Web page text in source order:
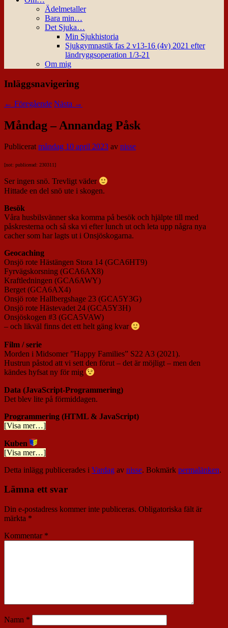
Ädelmetaller
Bara min…
Det Sjuka…
Min Sjukhistoria
Sjukgymnastik fas 2 v13-16 (4v) 2021 efter
ländryggsoperation 1/3-21
Om mig
Inläggsnavigering
← Föregående Nästa →
Måndag – Annandag Påsk
Publiceratmåndag 10 april 2023 av nisse
[not: publicerad: 230311]
Ser ingen snö. Trevligt väder
Hittade en del snö ute i skogen.
Besök
Våra husbilsvänner ska komma på besök och hjälpte till med
påskresterna och så ska vi efter lunch ut och leta upp några nya
cacher som har lagts ut i Onsjöskogarna.
Geocaching
Onsjö rote Hästängen Stora 14 (GCA6HT9)
Fyrvägskorsning (GCA6AX8)
Kraftledningen (GCA6AWY)
Berget (GCA6AX4)
Onsjö rote Hallbergshage 23 (GCA5Y3G)
Onsjö rote Hästevadet 24 (GCA5Y3H)
Onsjöskogen #3 (GCA5VAW)
– och likväl finns det ett helt gäng kvar
Film / serie
Morden i Midsomer ”Happy Families” S22 A3 (2021).
Hustrun påstod att vi sett den förut – det är möjligt – men den
kändes hyfsat ny för mig
Data (JavaScript-Programmering)
Det blev lite på förmiddagen.
Programmering (HTML & JavaScript)
[Visa mer…]
Kuben
[Visa mer…]
Detta inlägg publicerades i Vardag av nisse. Bokmärk permalänken.
Lämna ett svar
Din e-postadress kommer inte publiceras. Obligatoriska fält är
märkta *
Kommentar *
Namn *